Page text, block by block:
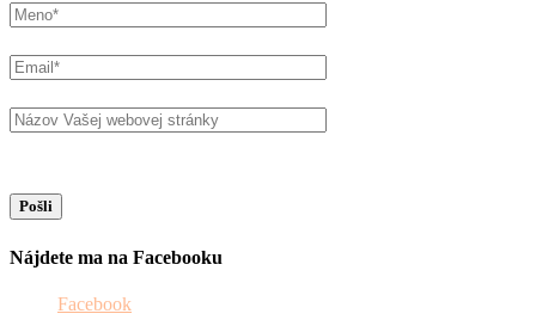
Nájdete ma na Facebooku
Facebook